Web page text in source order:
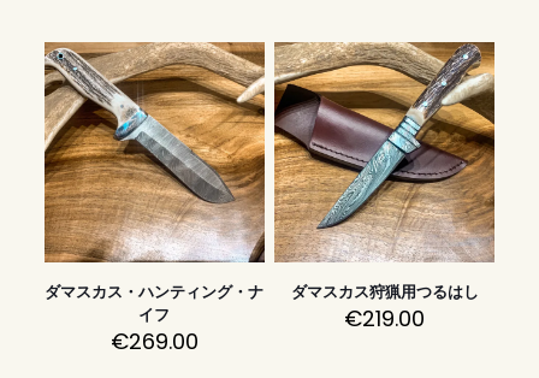
ダマスカス・ハンティング・ナ
イフ
€269.00
ダマスカス狩猟用つるはし
€219.00